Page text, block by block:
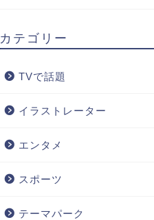
カテゴリー
TVで話題
イラストレーター
エンタメ
スポーツ
テーマパーク